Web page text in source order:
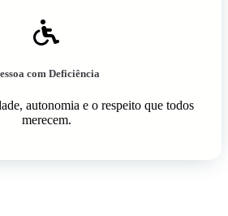
com Deficiência
autonomia e o respeito que todos
merecem.